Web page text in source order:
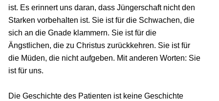
ist. Es erinnert uns daran, dass Jüngerschaft nicht den
Starken vorbehalten ist. Sie ist für die Schwachen, die
sich an die Gnade klammern. Sie ist für die
Ängstlichen, die zu Christus zurückkehren. Sie ist für
die Müden, die nicht aufgeben. Mit anderen Worten: Sie
ist für uns.
Die Geschichte des Patienten ist keine Geschichte